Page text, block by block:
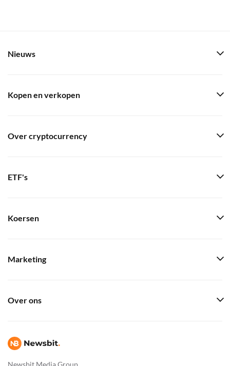
Newsbit Media Group
Nieuws
Kopen en verkopen
Over cryptocurrency
ETF's
Koersen
Marketing
Over ons